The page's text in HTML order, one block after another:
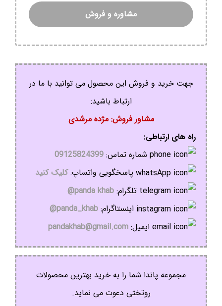
مشاوره و فروش
جهت خرید و فروش این محصول می توانید با ما در
ارتباط باشید:
مشاور فروش: مژده مرشدی
راه های ارتباطی:
شماره تماس: 09125824399
پاسخگویی واتساپ:کلیک کنید
تلگرام: panda khab@
اینستاگرام: panda_khab@
ایمیل: pandakhab@gmail.com
مجموعه پاندا شما را به خرید بهترین محصولات
روتختی دعوت می نماید.